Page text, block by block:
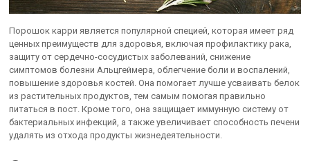
Порошок карри является популярной специей, которая имеет ряд
ценных преимуществ для здоровья, включая профилактику рака,
защиту от сердечно-сосудистых заболеваний, снижение
симптомов болезни Альцгеймера, облегчение боли и воспалений,
повышение здоровья костей. Она помогает лучше усваивать белок
из растительных продуктов, тем самым помогая правильно
питаться в пост. Кроме того, она защищает иммунную систему от
бактериальных инфекций, а также увеличивает способность печени
удалять из отхода продукты жизнедеятельности.